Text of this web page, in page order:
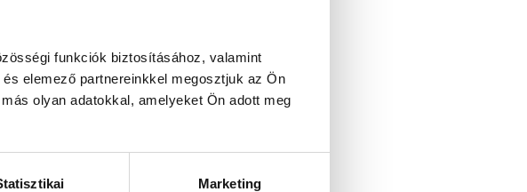
funkciók biztosításához, valamint
elemező partnereinkkel megosztjuk az Ön
olyan adatokkal, amelyeket Ön adott meg
Marketing